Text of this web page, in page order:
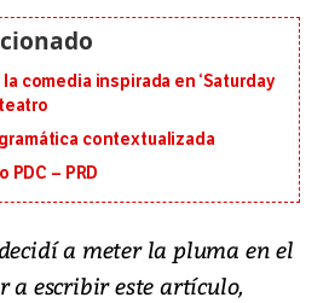
comedia inspirada en ‘Saturday
contextualizada
– PRD
a meter la pluma en el
a escribir este artículo,